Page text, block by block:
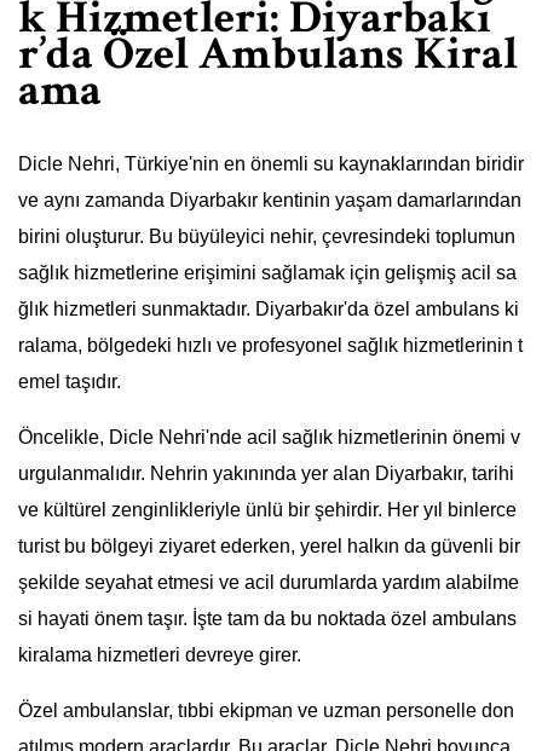
k Hizmetleri: Diyarbakı
r’da Özel Ambulans Kiral
ama
Dicle Nehri, Türkiye'nin en önemli su kaynaklarından biridir
ve aynı zamanda Diyarbakır kentinin yaşam damarlarından
birini oluşturur. Bu büyüleyici nehir, çevresindeki toplumun
sağlık hizmetlerine erişimini sağlamak için gelişmiş acil sa
ğlık hizmetleri sunmaktadır. Diyarbakır'da özel ambulans ki
ralama, bölgedeki hızlı ve profesyonel sağlık hizmetlerinin t
emel taşıdır.
Öncelikle, Dicle Nehri'nde acil sağlık hizmetlerinin önemi v
urgulanmalıdır. Nehrin yakınında yer alan Diyarbakır, tarihi
ve kültürel zenginlikleriyle ünlü bir şehirdir. Her yıl binlerce
turist bu bölgeyi ziyaret ederken, yerel halkın da güvenli bir
şekilde seyahat etmesi ve acil durumlarda yardım alabilme
si hayati önem taşır. İşte tam da bu noktada özel ambulans
kiralama hizmetleri devreye girer.
Özel ambulanslar, tıbbi ekipman ve uzman personelle don
atılmış modern araçlardır. Bu araçlar, Dicle Nehri boyunca